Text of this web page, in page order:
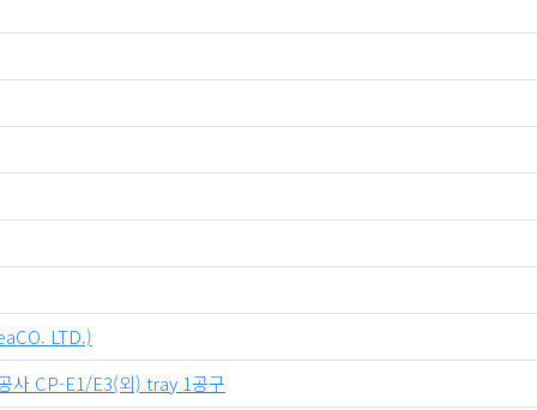
LTD.)
사 CP-E1/E3(외) tray 1공구